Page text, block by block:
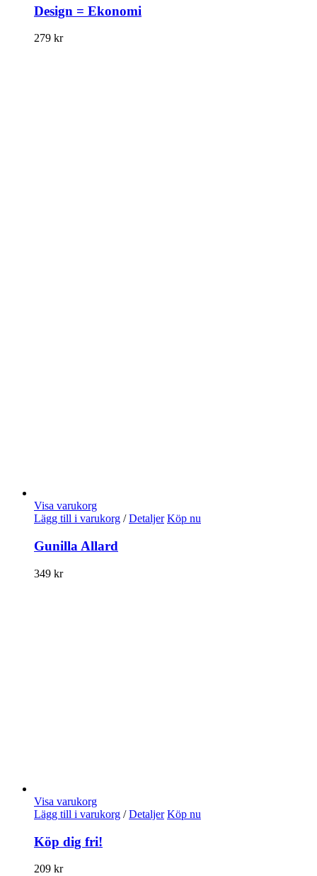
Design = Ekonomi
279 kr
Visa varukorg
Lägg till i varukorg / Detaljer Köp nu
Gunilla Allard
349 kr
Visa varukorg
Lägg till i varukorg / Detaljer Köp nu
Köp dig fri!
209 kr